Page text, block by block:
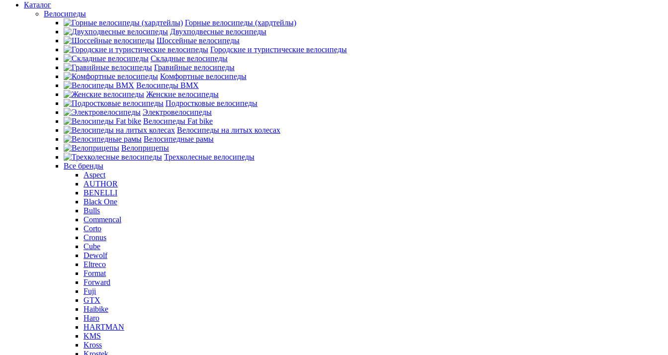
Каталог
Велосипеды
Горные велосипеды (хардтейлы)
Двухподвесные велосипеды
Шоссейные велосипеды
Городские и туристические велосипеды
Складные велосипеды
Гравийные велосипеды
Комфортные велосипеды
Велосипеды BMX
Женские велосипеды
Подростковые велосипеды
Электровелосипеды
Велосипеды Fat bike
Велосипеды на литых колесах
Велосипедные рамы
Велоприцепы
Трехколесные велосипеды
Все бренды
Aspect
AUTHOR
BENELLI
Black One
Bulls
Commencal
Corto
Cronus
Cube
Dewolf
Eltreco
Format
Forward
Fuji
GTX
Haibike
Haro
HARTMAN
KMS
Kross